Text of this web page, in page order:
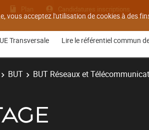
vous acceptez l'utilisation de cookies à des
Plan Candidatures inscriptions
Transversale Lire le référentiel commun
BUT BUT Réseaux et